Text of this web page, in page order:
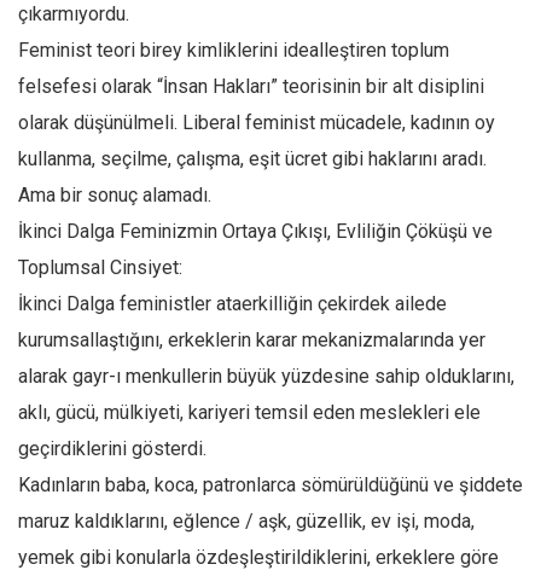
Instagram
YouTube
Editörden
Yazarlar
Yvonne Ridley
Barış Tarımcıoğlu
Ömer Kayani
Yusuf Armağan
Hasanali Yıldırım
Leyla Şerif Emin
Selçuk Türkyılmaz
Mehmet Ali Tekin
çıkarmıyordu.
Feminist teori birey kimliklerini idealleştiren toplum
felsefesi olarak “İnsan Hakları” teorisinin bir alt disiplini
olarak düşünülmeli. Liberal feminist mücadele, kadının oy
kullanma, seçilme, çalışma, eşit ücret gibi haklarını aradı.
Ama bir sonuç alamadı.
İkinci Dalga Feminizmin Ortaya Çıkışı, Evliliğin Çöküşü ve
Toplumsal Cinsiyet:
İkinci Dalga feministler ataerkilliğin çekirdek ailede
kurumsallaştığını, erkeklerin karar mekanizmalarında yer
alarak gayr-ı menkullerin büyük yüzdesine sahip olduklarını,
aklı, gücü, mülkiyeti, kariyeri temsil eden meslekleri ele
geçirdiklerini gösterdi.
Kadınların baba, koca, patronlarca sömürüldüğünü ve şiddete
maruz kaldıklarını, eğlence / aşk, güzellik, ev işi, moda,
yemek gibi konularla özdeşleştirildiklerini, erkeklere göre